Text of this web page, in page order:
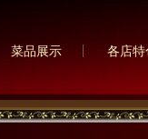
菜品展示 各店特